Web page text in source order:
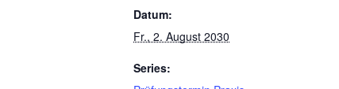
Datum:
Fr., 2. August 2030
Series: